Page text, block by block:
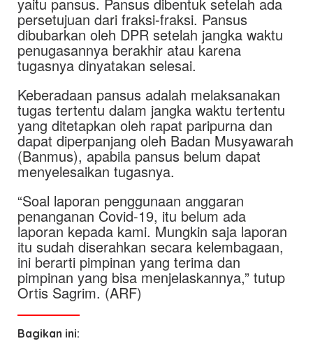
persetujuan dari fraksi-fraksi. Pansus
dibubarkan oleh DPR setelah jangka waktu
penugasannya berakhir atau karena
tugasnya dinyatakan selesai.
Keberadaan pansus adalah melaksanakan
tugas tertentu dalam jangka waktu tertentu
yang ditetapkan oleh rapat paripurna dan
dapat diperpanjang oleh Badan Musyawarah
(Banmus), apabila pansus belum dapat
menyelesaikan tugasnya.
“Soal laporan penggunaan anggaran
penanganan Covid-19, itu belum ada
laporan kepada kami. Mungkin saja laporan
itu sudah diserahkan secara kelembagaan,
ini berarti pimpinan yang terima dan
pimpinan yang bisa menjelaskannya,” tutup
Ortis Sagrim. (ARF)
Bagikan ini: